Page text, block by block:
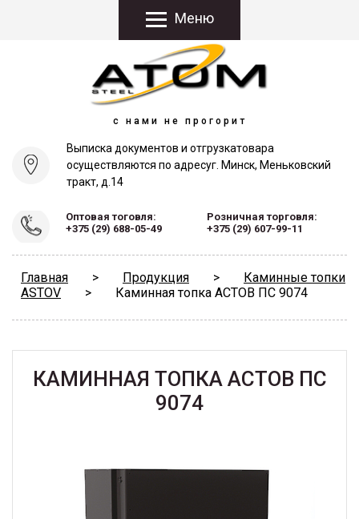
Меню
с нами не прогорит
Выписка документов и отгрузкатовара
осуществляются по адресуг. Минск, Меньковский
тракт, д.14
Оптовая тоговля:
+375 (29) 688-05-49
Розничная торговля:
+375 (29) 607-99-11
Главная > Продукция >
Каминные топки
ASTOV
> Каминная топка АСТОВ ПС 9074
КАМИННАЯ ТОПКА АСТОВ ПС
9074